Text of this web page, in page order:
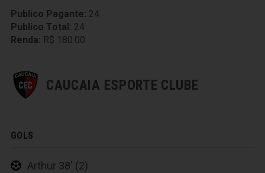
Publico Pagante: 24
Publico Total: 24
Renda: R$ 180.00
CAUCAIA ESPORTE CLUBE
GOLS
Arthur 38' (2)